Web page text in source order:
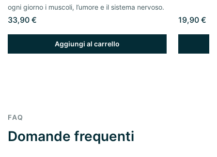
ogni giorno i muscoli, l’umore e il sistema nervoso.
33,90 €
Aggiungi al carrello
19,90 €
FAQ
Domande frequenti